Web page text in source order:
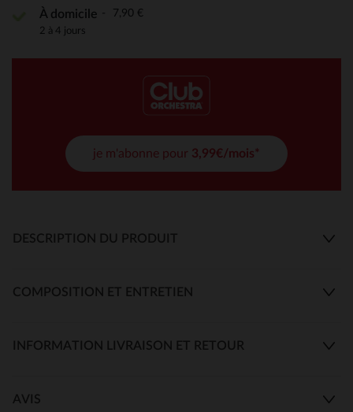
À domicile 7,90 €
2 à 4 jours
je m'abonne pour 3,99€/mois*
DESCRIPTION DU PRODUIT
COMPOSITION ET ENTRETIEN
INFORMATION LIVRAISON ET RETOUR
AVIS